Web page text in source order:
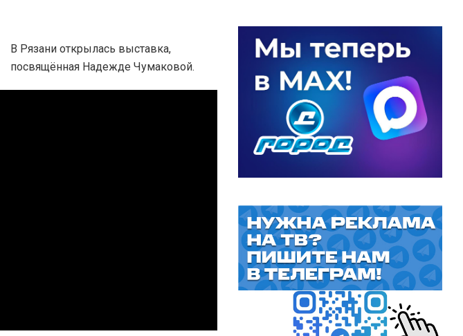
В Рязани открылась выставка,
посвящённая Надежде Чумаковой.